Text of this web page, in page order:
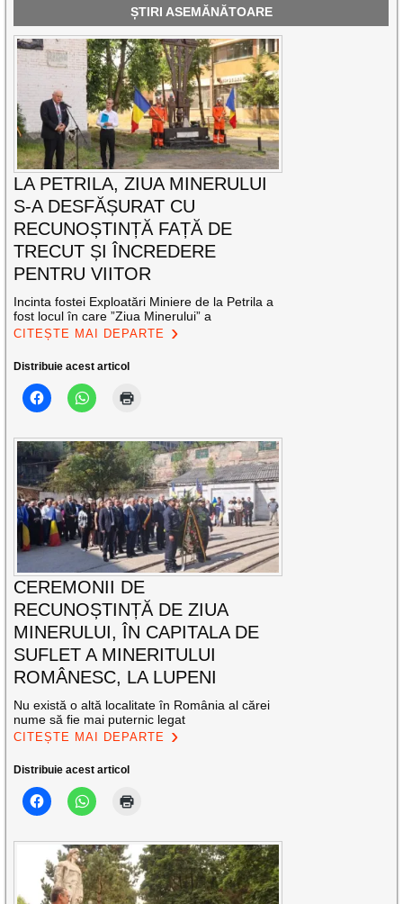
ȘTIRI ASEMĂNĂTOARE
LA PETRILA, ZIUA MINERULUI
S-A DESFĂȘURAT CU
RECUNOȘTINȚĂ FAȚĂ DE
TRECUT ȘI ÎNCREDERE
PENTRU VIITOR
Incinta fostei Exploatări Miniere de la Petrila a
fost locul în care ”Ziua Minerului” a
CITEȘTE MAI DEPARTE
Distribuie acest articol
CEREMONII DE
RECUNOȘTINȚĂ DE ZIUA
MINERULUI, ÎN CAPITALA DE
SUFLET A MINERITULUI
ROMÂNESC, LA LUPENI
Nu există o altă localitate în România al cărei
nume să fie mai puternic legat
CITEȘTE MAI DEPARTE
Distribuie acest articol